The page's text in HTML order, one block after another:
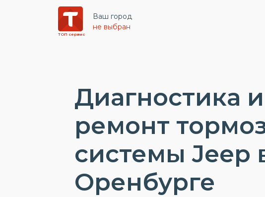
ТОП сервис
Ваш город
не выбран
Диагностика и
ремонт
системы Jeep
Оренбурге